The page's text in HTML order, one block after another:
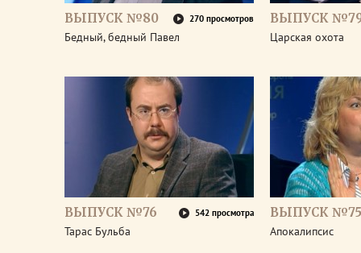
ВЫПУСК №80 270 просмотров
Бедный, бедный Павел
ВЫПУСК
Царская охота
ВЫПУСК №76 542 просмотра
Тарас Бульба
ВЫПУСК №75
Апокалипсис